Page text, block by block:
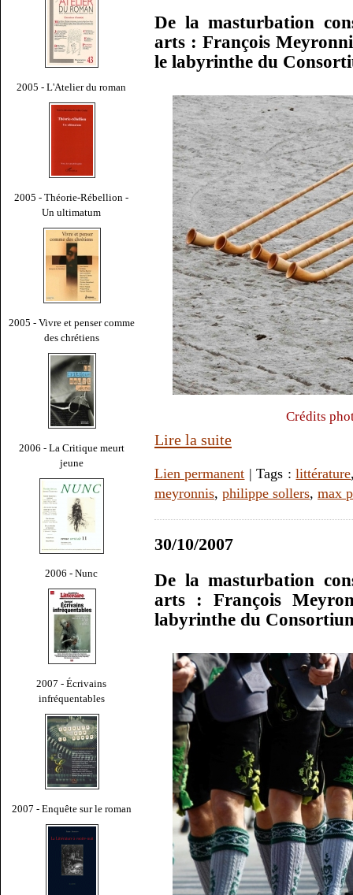
2005 - L'Atelier du roman
2005 - Théorie-Rébellion -
Un ultimatum
2005 - Vivre et penser comme
des chrétiens
2006 - La Critique meurt
jeune
2006 - Nunc
2007 - Écrivains
infréquentables
2007 - Enquête sur le roman
De la masturbation
arts : François
le labyrinthe du
Crédits
Lire la suite
Lien permanent | Tags :littérature
meyronnis, philippe sollers, max
30/10/2007
De la masturbation
arts : François
labyrinthe du